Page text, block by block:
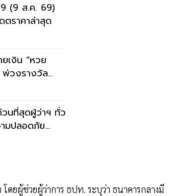
(9 ส.ค. 69)
ตราคาล่าสุด
เงิน “หวย
วงรางวัล
นที่สุดผู้ว่าฯ ทั่ว
มปลอดภัย
ยผู้ช่วยผู้ว่าการ ธปท. ระบุว่า ธนาคารกลางมี